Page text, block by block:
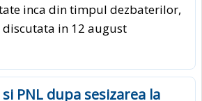
inca din timpul dezbaterilor,
discutata in 12 august
si PNL dupa sesizarea la